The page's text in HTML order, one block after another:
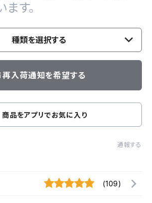
す。
種類を選択する
再入荷通知を希望する
商品をアプリでお気に入り
通報する
(109)